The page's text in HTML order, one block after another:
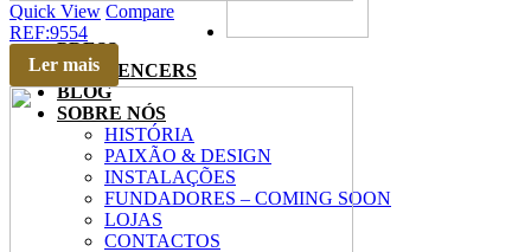
PRESS
INFLUENCERS
BLOG
SOBRE NÓS
HISTÓRIA
PAIXÃO & DESIGN
INSTALAÇÕES
FUNDADORES – COMING SOON
LOJAS
CONTACTOS
Quick View Compare
REF:9554
Ler mais